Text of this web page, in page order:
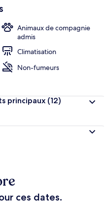
Animaux de compagnie
admis
Climatisation
Non-fumeurs
principaux (12)
ces dates.